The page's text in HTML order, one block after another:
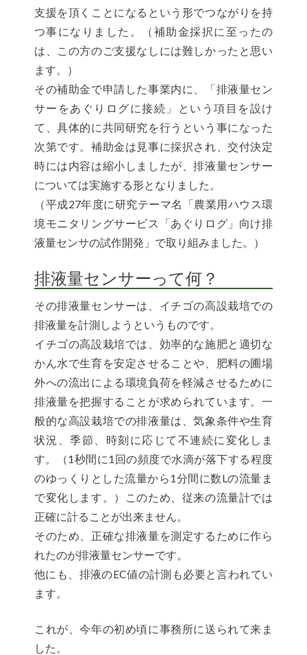
支援を頂くことになるという形でつながりを持
つ事になりました。（補助金採択に至ったの
は、この方のご支援なしには難しかったと思い
ます。）
その補助金で申請した事業内に、「排液量セン
サーをあぐりログに接続」という項目を設け
て、具体的に共同研究を行うという事になった
次第です。補助金は見事に採択され、交付決定
時には内容は縮小しましたが、排液量センサー
については実施する形となりました。
（平成27年度に研究テーマ名「農業用ハウス環
境モニタリングサービス「あぐりログ」向け排
液量センサの試作開発」で取り組みました。）
排液量センサーって何？
その排液量センサーは、イチゴの高設栽培での
排液量を計測しようというものです。
イチゴの高設栽培では、効率的な施肥と適切な
かん水で生育を安定させることや、肥料の圃場
外への流出による環境負荷を軽減させるために
排液量を把握することが求められています。一
般的な高設栽培での排液量は、気象条件や生育
状況、季節、時刻に応じて不連続に変化しま
す。（1秒間に1回の頻度で水滴が落下する程度
のゆっくりとした流量から1分間に数Lの流量ま
で変化します。）このため、従来の流量計では
正確に計ることが出来ません。
そのため、正確な排液量を測定するために作ら
れたのが排液量センサーです。
他にも、排液のEC値の計測も必要と言われてい
ます。
これが、今年の初め頃に事務所に送られて来ま
した。